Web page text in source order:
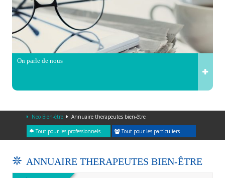
On parle de nous
Neo Bien-être Annuaire therapeutes bien-être
Tout pour les professionnels Tout pour les particuliers
ANNUAIRE THERAPEUTES BIEN-ÊTRE